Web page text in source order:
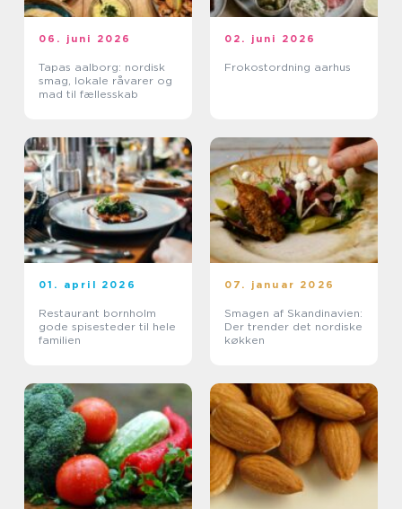
06. juni 2026
Tapas aalborg: nordisk
smag, lokale råvarer og
mad til fællesskab
02. juni 2026
Frokostordning aarhus
01. april 2026
Restaurant bornholm
gode spisesteder til hele
familien
07. januar 2026
Smagen af Skandinavien:
Der trender det nordiske
køkken